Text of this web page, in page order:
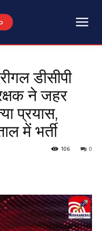
डीसीपी
ने जहर
प्रयास,
में भर्ती
0
106